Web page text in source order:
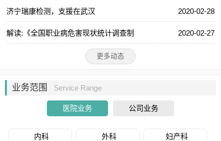
济宁瑞康检测，支援在武汉 2020-02-28
解读:《全国职业病危害现状统计调查制 2020-02-27
更多动态
业务范围 Service Range
医院业务 公司业务
内科 外科 妇产科